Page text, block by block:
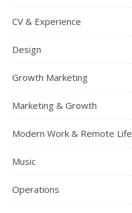
CV & Experience
Design
Growth Marketing
Marketing & Growth
Modern Work & Remote Life
Music
Operations